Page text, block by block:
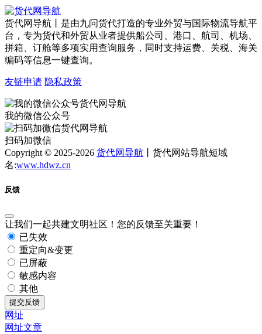
货代网导航丨是由九问货代打造的专业外贸与国际物流导航平
台，专为货代和外贸从业者提供船公司、港口、航司、机场、
拼箱、订舱等多项实用查询服务，同时支持运费、关税、海关
编码等信息一键查询。
友链申请 隐私政策
我的微信公众号
扫码加微信
Copyright © 2025-2026 货代网导航 丨货代网站导航短域
名:www.hdwz.cn
反馈
让我们一起共建文明社区！您的反馈至关重要！
已失效
重定向&变更
已屏蔽
敏感内容
其他
提交反馈
网址
网址文章